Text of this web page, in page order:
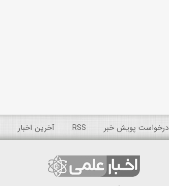
درخواست پویش خبر RSS آخرین اخبار